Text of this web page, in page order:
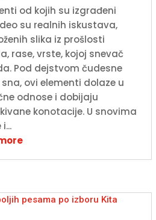
od kojih su izgrađeni
su realnih iskustava,
slika iz prošlosti
rase, vrste, kojoj snevač
Pod dejstvom čudesne
ovi elementi dolaze u
odnose i dobijaju
konotacije. U snovima